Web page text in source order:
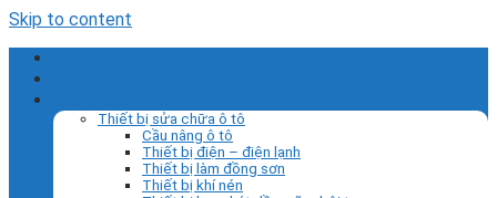
Skip to content
Thiết bị sửa chữa ô tô
Cầu nâng ô tô
Thiết bị điện – điện lạnh
Thiết bị làm đồng sơn
Thiết bị khí nén